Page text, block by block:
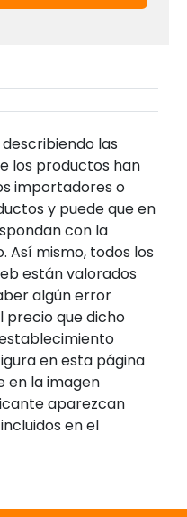
las
los productos han
importadores o
y puede que en
con la
Así mismo, todos los
están valorados
algún error
precio que dicho
en esta página
en la imagen
aparezcan
en el